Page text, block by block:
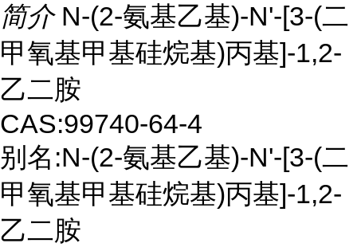
简介 N-(2-氨基乙基)-N'-[3-(二
甲氧基甲基硅烷基)丙基]-1,2-
乙二胺
CAS:99740-64-4
别名:N-(2-氨基乙基)-N'-[3-(二
甲氧基甲基硅烷基)丙基]-1,2-
乙二胺